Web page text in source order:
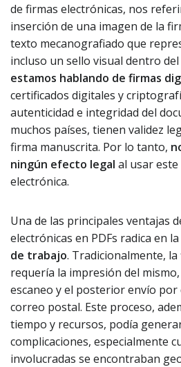
de firmas electrónicas, nos
inserción de una imagen de la
texto mecanografiado que
incluso un sello visual dentro del
estamos hablando de firmas
certificados digitales y
autenticidad e integridad del
muchos países, tienen validez
firma manuscrita. Por lo tanto,
ningún efecto legal al usar
electrónica.
Una de las principales ventajas
electrónicas en PDFs radica en la
de trabajo. Tradicionalmente,
requería la impresión del
escaneo y el posterior envío
correo postal. Este proceso,
tiempo y recursos, podía
complicaciones, especialmente
involucradas se encontraban